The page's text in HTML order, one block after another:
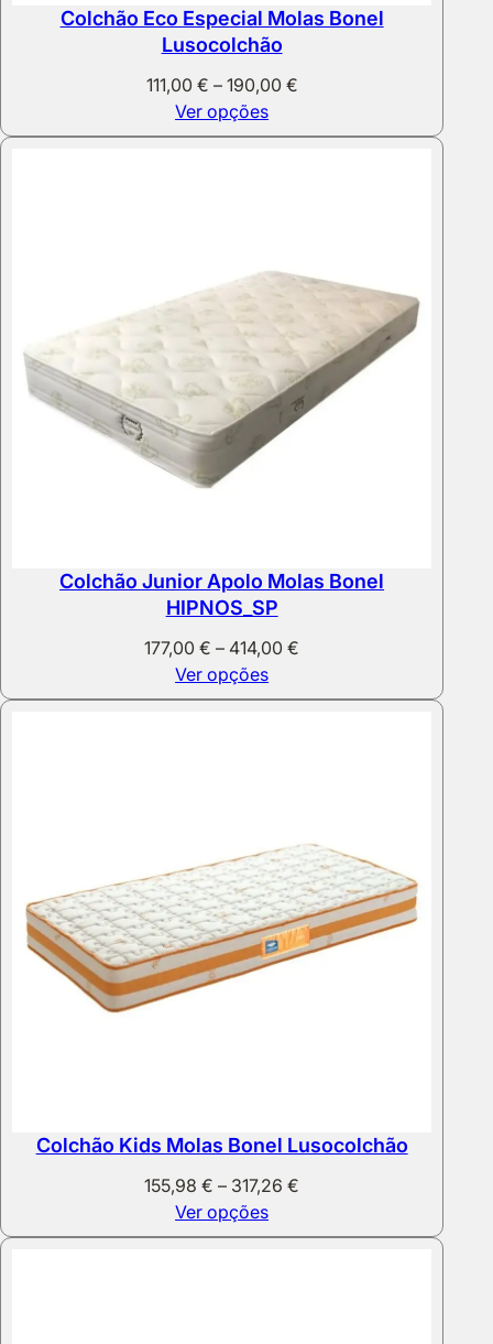
Colchão Eco Especial Molas Bonel
Lusocolchão
111,00 € – 190,00 €Price
111,00 €
Ver opções
Colchão Junior Apolo Molas Bonel
HIPNOS_SP
177,00€ – 414,00€
177,00 €
Ver opções
Colchão Kids Molas Bonel Lusocolchão
155,98€ – 317,26€
155,98 €
Ver opções